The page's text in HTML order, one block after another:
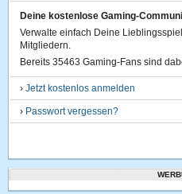
Deine kostenlose Gaming-
Verwalte einfach Deine
Mitgliedern.
Bereits 35463 Gaming-Fans sind
›Jetzt kostenlos anmelden
› Passwort vergessen?